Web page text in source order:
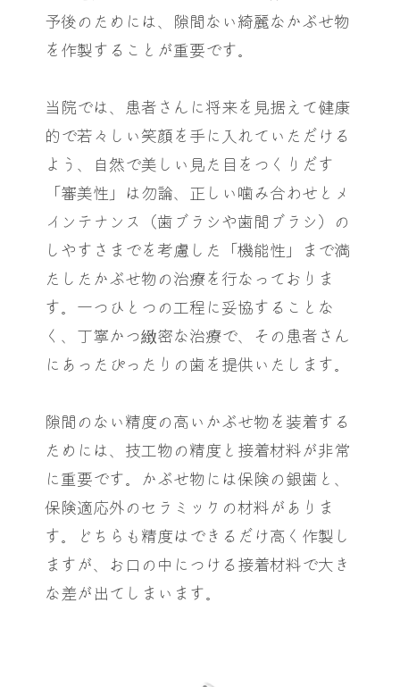
予後のためには、隙間ない綺麗なかぶせ物
を作製することが重要です。
当院では、患者さんに将来を見据えて健康
的で若々しい笑顔を手に入れていただける
よう、自然で美しい見た目をつくりだす
「審美性」は勿論、正しい噛み合わせとメ
インテナンス（歯ブラシや歯間ブラシ）の
しやすさまでを考慮した「機能性」まで満
たしたかぶせ物の治療を行なっておりま
す。一つひとつの工程に妥協することな
く、丁寧かつ緻密な治療で、その患者さん
にあったぴったりの歯を提供いたします。
隙間のない精度の高いかぶせ物を装着する
ためには、技工物の精度と接着材料が非常
に重要です。かぶせ物には保険の銀歯と、
保険適応外のセラミックの材料がありま
す。どちらも精度はできるだけ高く作製し
ますが、お口の中につける接着材料で大き
な差が出てしまいます。